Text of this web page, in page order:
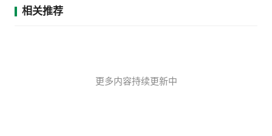
相关推荐
更多内容持续更新中